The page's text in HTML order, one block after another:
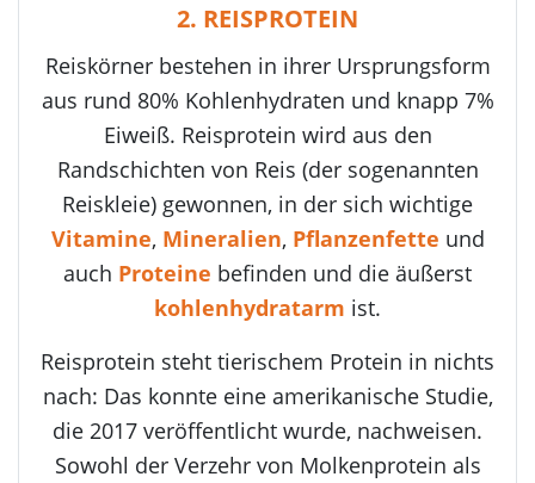
2. REISPROTEIN
Reiskörner bestehen in ihrer Ursprungsform
aus rund 80% Kohlenhydraten und knapp 7%
Eiweiß. Reisprotein wird aus den
Randschichten von Reis (der sogenannten
Reiskleie) gewonnen, in der sich wichtige
Vitamine, Mineralien, Pflanzenfette und
auch Proteine befinden und die äußerst
kohlenhydratarm ist.
Reisprotein steht tierischem Protein in nichts
nach: Das konnte eine amerikanische Studie,
die 2017 veröffentlicht wurde, nachweisen.
Sowohl der Verzehr von Molkenprotein als